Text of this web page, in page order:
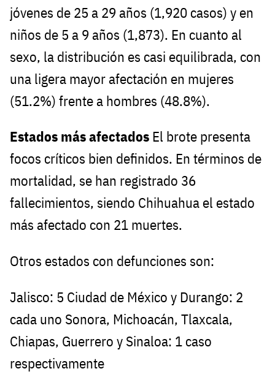
jóvenes de 25 a 29 años (1,920 casos) y en
niños de 5 a 9 años (1,873). En cuanto al
sexo, la distribución es casi equilibrada, con
una ligera mayor afectación en mujeres
(51.2%) frente a hombres (48.8%).
Estados más afectados El brote presenta
focos críticos bien definidos. En términos de
mortalidad, se han registrado 36
fallecimientos, siendo Chihuahua el estado
más afectado con 21 muertes.
Otros estados con defunciones son:
Jalisco: 5 Ciudad de México y Durango: 2
cada uno Sonora, Michoacán, Tlaxcala,
Chiapas, Guerrero y Sinaloa: 1 caso
respectivamente